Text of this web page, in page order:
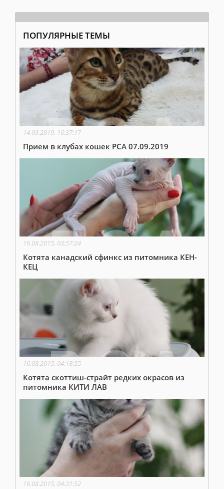
ПОПУЛЯРНЫЕ ТЕМЫ
14.09.2019, 16:37:17
Прием в клубах кошек PCA 07.09.2019
16.08.2015, 03:57:24
Котята канадский сфинкс из питомника КЕН-
КЕЦ
16.08.2015, 04:18:55
Котята скоттиш-страйт редких окрасов из
питомника КИТИ ЛАВ
16.08.2015, 04:31:52